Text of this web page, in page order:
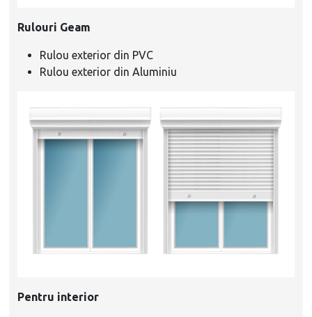
Rulouri Geam
Rulou exterior din PVC
Rulou exterior din Aluminiu
Pentru interior